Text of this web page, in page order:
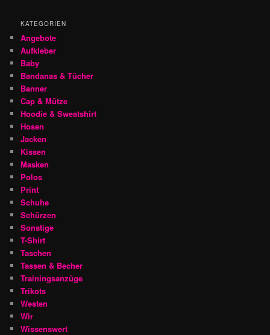
KATEGORIEN
Angebote
Aufkleber
Baby
Bandanas & Tücher
Banner
Cap & Mütze
Hoodie & Sweatshirt
Hosen
Jacken
Kissen
Masken
Polos
Print
Schuhe
Schürzen
Sonstige
T-Shirt
Taschen
Tassen & Becher
Trainingsanzüge
Trikots
Westen
Wir
Wissenswert